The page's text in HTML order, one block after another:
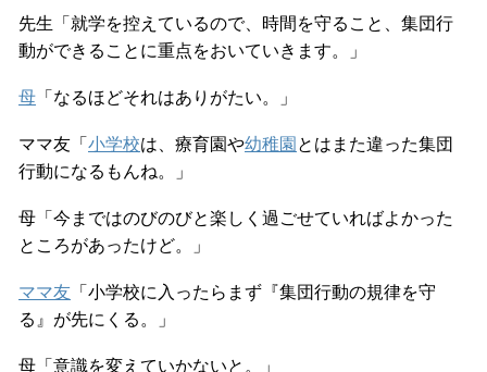
先生「就学を控えているので、時間を守ること、集団行
動ができることに重点をおいていきます。」
母 「なるほどそれはありがたい。」
ママ友「小学校は、療育園や幼稚園とはまた違った集団
行動になるもんね。」
母「今まではのびのびと楽しく過ごせていればよかった
ところがあったけど。」
ママ友 「小学校に入ったらまず『集団行動の規律を守
る』が先にくる。」
母「意識を変えていかないと。」